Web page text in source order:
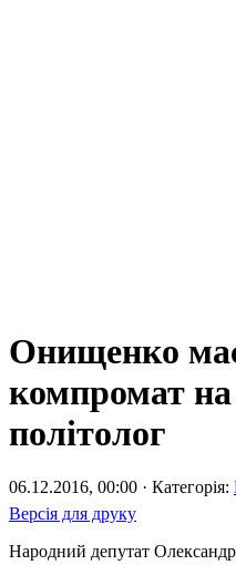
Онищенко
компромат
політолог
06.12.2016, 00:00 · Категорія:
Версія для друку
Народний депутат